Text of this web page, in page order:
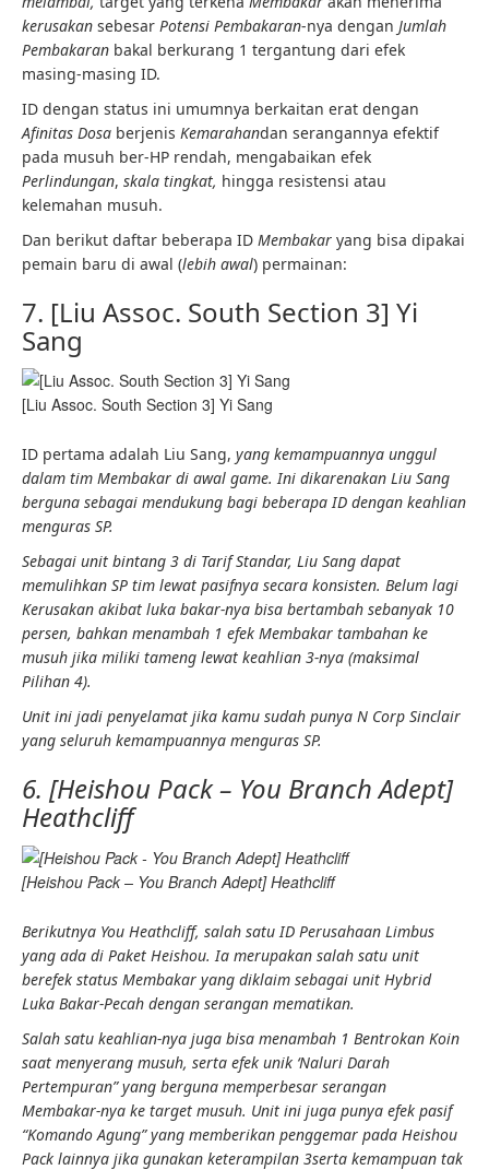
kerusakan sebesar Potensi Pembakaran-nya dengan Jumlah
Pembakaran bakal berkurang 1 tergantung dari efek
masing-masing ID.
ID dengan status ini umumnya berkaitan erat dengan
Afinitas Dosa berjenis Kemarahandan serangannya efektif
pada musuh ber-HP rendah, mengabaikan efek
Perlindungan, skala tingkat, hingga resistensi atau
kelemahan musuh.
Dan berikut daftar beberapa ID Membakar yang bisa dipakai
pemain baru di awal (lebih awal) permainan:
7. [Liu Assoc. South Section 3] Yi
Sang
[Liu Assoc. South Section 3] Yi Sang
ID pertama adalah Liu Sang, yang kemampuannya unggul
dalam tim Membakar di awal game. Ini dikarenakan Liu Sang
berguna sebagai mendukung bagi beberapa ID dengan keahlian
menguras SP.
Sebagai unit bintang 3 di Tarif Standar, Liu Sang dapat
memulihkan SP tim lewat pasifnya secara konsisten. Belum lagi
Kerusakan akibat luka bakar-nya bisa bertambah sebanyak 10
persen, bahkan menambah 1 efek Membakar tambahan ke
musuh jika miliki tameng lewat keahlian 3-nya (maksimal
Pilihan 4).
Unit ini jadi penyelamat jika kamu sudah punya N Corp Sinclair
yang seluruh kemampuannya menguras SP.
6. [Heishou Pack – You Branch Adept]
Heathcliff
[Heishou Pack – You Branch Adept] Heathcliff
Berikutnya You Heathcliff, salah satu ID Perusahaan Limbus
yang ada di Paket Heishou. Ia merupakan salah satu unit
berefek status Membakar yang diklaim sebagai unit Hybrid
Luka Bakar-Pecah dengan serangan mematikan.
Salah satu keahlian-nya juga bisa menambah 1 Bentrokan Koin
saat menyerang musuh, serta efek unik ‘Naluri Darah
Pertempuran” yang berguna memperbesar serangan
Membakar-nya ke target musuh. Unit ini juga punya efek pasif
“Komando Agung” yang memberikan penggemar pada Heishou
Pack lainnya jika gunakan keterampilan 3serta kemampuan tak